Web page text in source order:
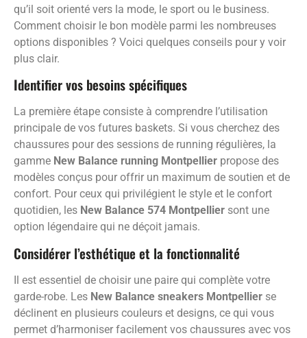
qu’il soit orienté vers la mode, le sport ou le business.
Comment choisir le bon modèle parmi les nombreuses
options disponibles ? Voici quelques conseils pour y voir
plus clair.
Identifier vos besoins spécifiques
La première étape consiste à comprendre l’utilisation
principale de vos futures baskets. Si vous cherchez des
chaussures pour des sessions de running régulières, la
gamme New Balance running Montpellier propose des
modèles conçus pour offrir un maximum de soutien et de
confort. Pour ceux qui privilégient le style et le confort
quotidien, les New Balance 574 Montpellier sont une
option légendaire qui ne déçoit jamais.
Considérer l’esthétique et la fonctionnalité
Il est essentiel de choisir une paire qui complète votre
garde-robe. Les New Balance sneakers Montpellier se
déclinent en plusieurs couleurs et designs, ce qui vous
permet d’harmoniser facilement vos chaussures avec vos